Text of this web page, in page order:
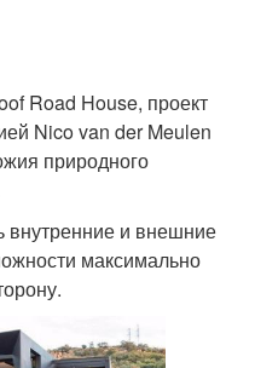
Road House, проект
Nico van der Meulen
природного
внутренние и внешние
максимально